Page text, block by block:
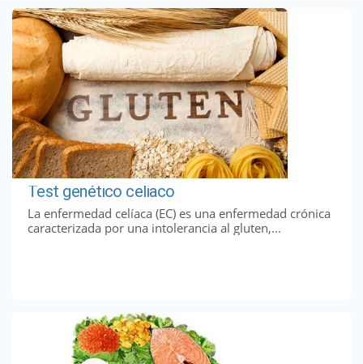
Test genético celiaco
La enfermedad celíaca (EC) es una enfermedad crónica
caracterizada por una intolerancia al gluten,...